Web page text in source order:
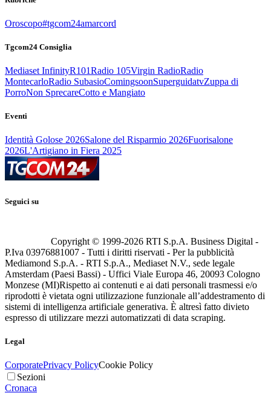
Oroscopo#tgcom24amarcord
Tgcom24 Consiglia
Mediaset InfinityR101Radio 105Virgin RadioRadio
MontecarloRadio SubasioComingsoonSuperguidatvZuppa di
PorroNon SprecareCotto e Mangiato
Eventi
Identità Golose 2026Salone del Risparmio 2026Fuorisalone
2026L'Artigiano in Fiera 2025
Seguici su
Copyright © 1999-2026 RTI S.p.A. Business Digital -
P.Iva 03976881007 - Tutti i diritti riservati - Per la pubblicità
Mediamond S.p.A. - RTI S.p.A., Mediaset N.V., sede legale
Amsterdam (Paesi Bassi) - Uffici Viale Europa 46, 20093 Cologno
Monzese (MI)Rispetto ai contenuti e ai dati personali trasmessi e/o
riprodotti è vietata ogni utilizzazione funzionale all’addestramento di
sistemi di intelligenza artificiale generativa. È altresì fatto divieto
espresso di utilizzare mezzi automatizzati di data scraping.
Legal
CorporatePrivacy PolicyCookie Policy
Sezioni
Cronaca